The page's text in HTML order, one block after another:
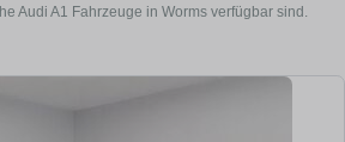
Audi A1 Fahrzeuge in Worms verfügbar sind.